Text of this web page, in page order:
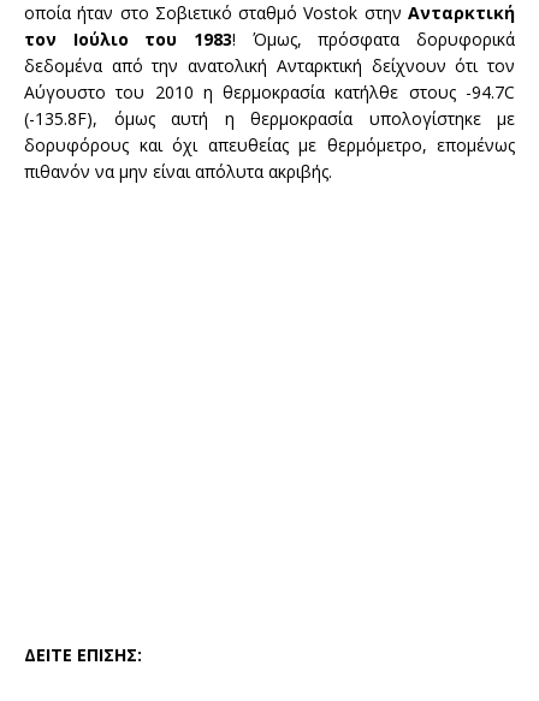
οποία ήταν στο Σοβιετικό σταθμό Vostok στην Ανταρκτική
τον Ιούλιο του 1983! Όμως, πρόσφατα δορυφορικά
δεδομένα από την ανατολική Ανταρκτική δείχνουν ότι τον
Αύγουστο του 2010 η θερμοκρασία κατήλθε στους -94.7C
(-135.8F), όμως αυτή η θερμοκρασία υπολογίστηκε με
δορυφόρους και όχι απευθείας με θερμόμετρο, επομένως
πιθανόν να μην είναι απόλυτα ακριβής.
ΔΕΙΤΕ ΕΠΙΣΗΣ: